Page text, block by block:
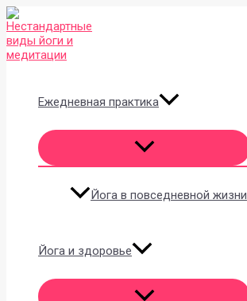
Перейти
к
содержимому
Ежедневная практика
Йога в повседневной жизни
Йога и здоровье